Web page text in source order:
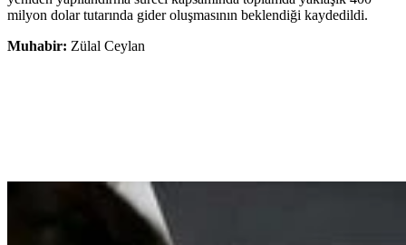
milyon dolar tutarında gider oluşmasının beklendiği kaydedildi.
Muhabir: Zülal Ceylan